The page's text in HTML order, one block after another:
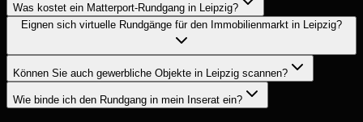
Was kostet ein Matterport-Rundgang in Leipzig?
Eignen sich virtuelle Rundgänge für den Immobilienmarkt in Leipzig?
Können Sie auch gewerbliche Objekte in Leipzig scannen?
Wie binde ich den Rundgang in mein Inserat ein?